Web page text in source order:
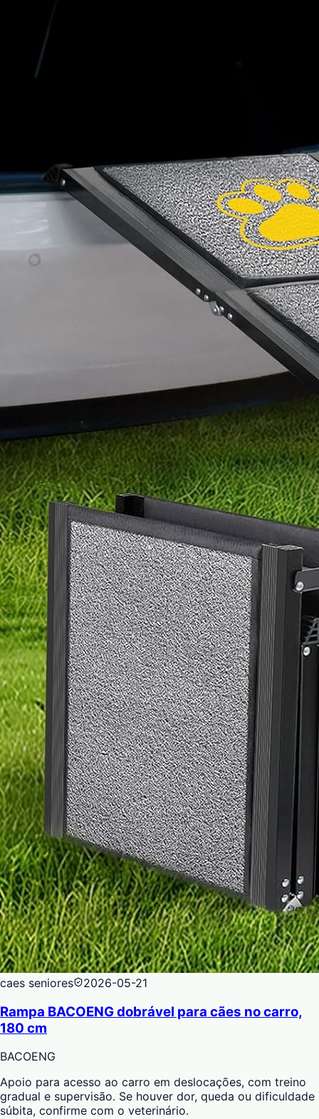
caes seniores 2026-05-21
Rampa BACOENG dobrável para cães no carro,
180 cm
BACOENG
Apoio para acesso ao carro em deslocações, com treino
gradual e supervisão. Se houver dor, queda ou dificuldade
súbita, confirme com o veterinário.